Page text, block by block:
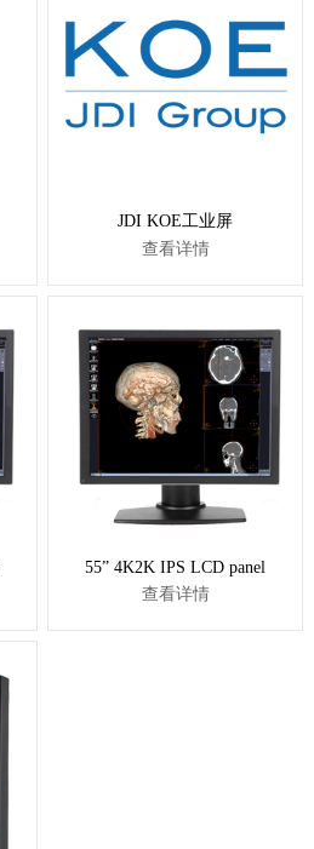
JDI KOE工业屏
查看详情
55” 4K2K IPS LCD panel
查看详情